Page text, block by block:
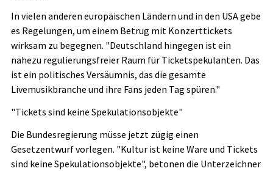
In vielen anderen europäischen Ländern und in den USA gebe
es Regelungen, um einem Betrug mit Konzerttickets
wirksam zu begegnen. "Deutschland hingegen ist ein
nahezu regulierungsfreier Raum für Ticketspekulanten. Das
ist ein politisches Versäumnis, das die gesamte
Livemusikbranche und ihre Fans jeden Tag spüren."
"Tickets sind keine Spekulationsobjekte"
Die Bundesregierung müsse jetzt zügig einen
Gesetzentwurf vorlegen. "Kultur ist keine Ware und Tickets
sind keine Spekulationsobjekte", betonen die Unterzeichner